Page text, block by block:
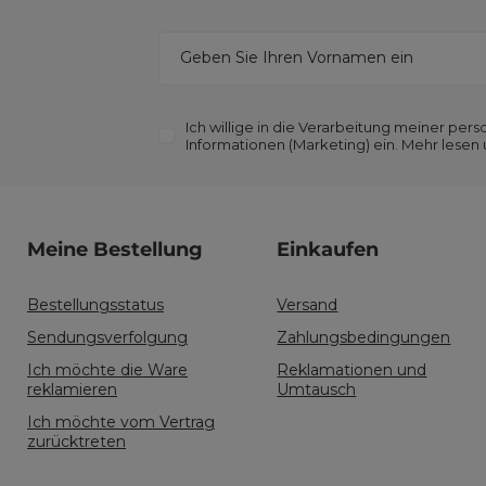
Geben Sie Ihren Vornamen ein
Ich willige in die Verarbeitung meiner
Informationen (Marketing) ein. Mehr
Meine Bestellung
Bestellungsstatus
Sendungsverfolgung
Ich möchte die Ware
reklamieren
Ich möchte vom Vertrag
zurücktreten
Einkaufen
Versand
Zahlungsbedingungen
Reklamationen und
Umtausch